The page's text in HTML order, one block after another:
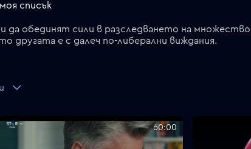
списък
да обединят сили в разследването на
другата е с далеч по-либерални виждания.
60:00